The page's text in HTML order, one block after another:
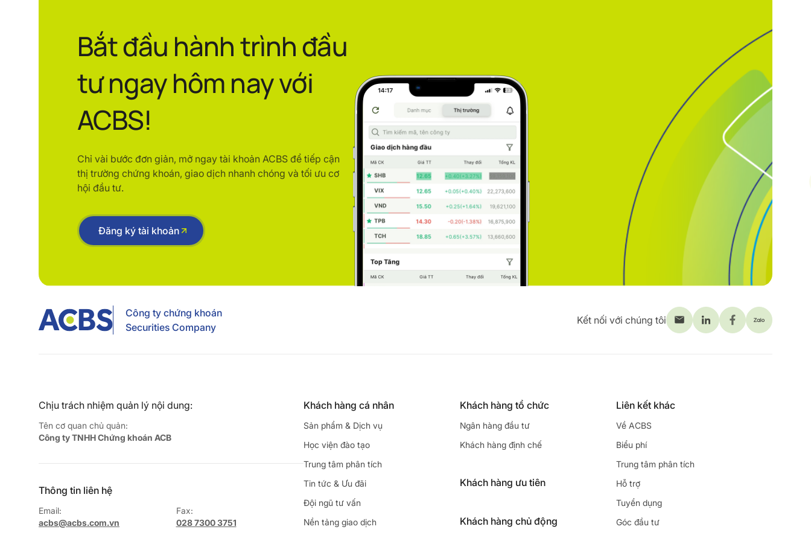
Bắt đầu hành trình đầu
tư ngay hôm nay với
ACBS!
Chỉ vài bước đơn giản, mở ngay tài khoản ACBS để tiếp cận
thị trường chứng khoán, giao dịch nhanh chóng và tối ưu cơ
hội đầu tư.
Đăng ký tài khoản
Công ty chứng khoán
Securities Company
Kết nối với chúng tôi
Chịu trách nhiệm quản lý nội dung:
Tên cơ quan chủ quản:
Công ty TNHH Chứng khoán ACB
Thông tin liên hệ
Email:
acbs@acbs.com.vn
Fax:
028 7300 3751
Khách hàng cá nhân
Sản phẩm & Dịch vụ
Học viện đào tạo
Trung tâm phân tích
Tin tức & Ưu đãi
Đội ngũ tư vấn
Nền tảng giao dịch
Khách hàng tổ chức
Ngân hàng đầu tư
Khách hàng định chế
Khách hàng ưu tiên
Khách hàng chủ động
Liên kết khác
Về ACBS
Biểu phí
Trung tâm phân tích
Hỗ trợ
Tuyển dụng
Góc đầu tư